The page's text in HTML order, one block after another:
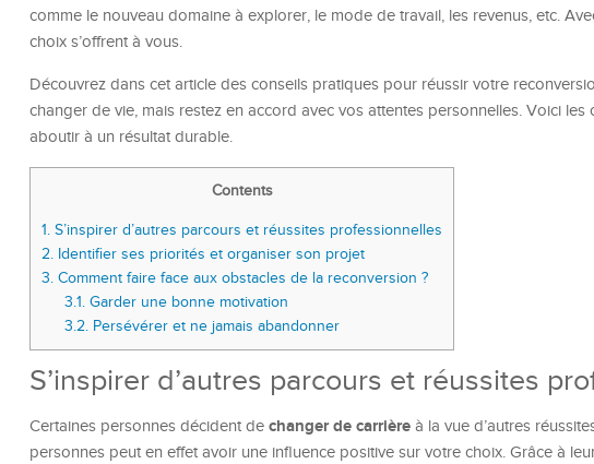
comme le nouveau domaine à explorer, le mode de travail, les revenus, etc.
choix s’offrent à vous.
Découvrez dans cet article des conseils pratiques pour réussir votre
changer de vie, mais restez en accord avec vos attentes personnelles. Voici
aboutir à un résultat durable.
Contents
1. S’inspirer d’autres parcours et réussites professionnelles
2. Identifier ses priorités et organiser son projet
3. Comment faire face aux obstacles de la reconversion ?
3.1. Garder une bonne motivation
3.2. Persévérer et ne jamais abandonner
S’inspirer d’autres parcours et réussites
Certaines personnes décident de changer de carrière à la vue d’autres
personnes peut en effet avoir une influence positive sur votre choix. Grâce à